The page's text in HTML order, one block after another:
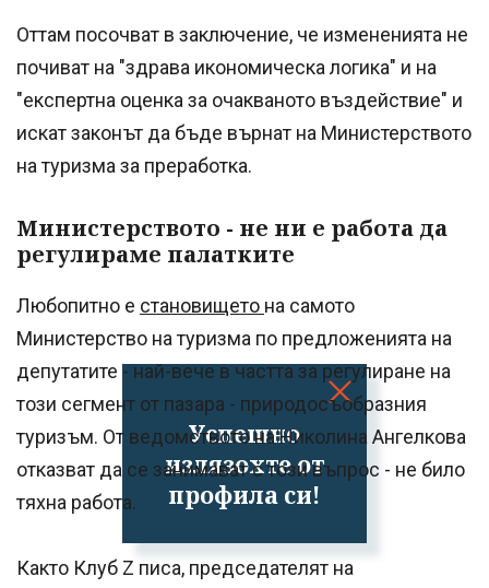
Успешно
излязохте от
профила си!
Оттам посочват в заключение, че измененията не
почиват на "здрава икономическа логика" и на
"експертна оценка за очакваното въздействие" и
искат законът да бъде върнат на Министерството
на туризма за преработка.
Министерството - не ни е работа да
регулираме палатките
Любопитно е становището на самото
Министерство на туризма по предложенията на
депутатите - най-вече в частта за регулиране на
този сегмент от пазара - природосъобразния
туризъм. От ведомството на Николина Ангелкова
отказват да се занимават с този въпрос - не било
тяхна работа.
Както Клуб Z писа, председателят на